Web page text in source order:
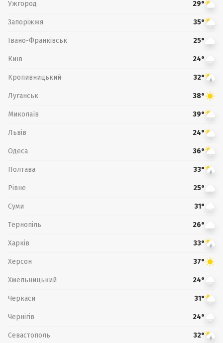
Ужгород 29°
Запоріжжя 35°
Івано-Франківськ 25°
Київ 24°
Кропивницький 32°
Луганськ 38°
Миколаїв 39°
Львів 24°
Одеса 36°
Полтава 33°
Рівне 25°
Суми 31°
Тернопіль 26°
Харків 33°
Херсон 37°
Хмельницький 24°
Черкаси 31°
Чернігів 24°
Севастополь 32°